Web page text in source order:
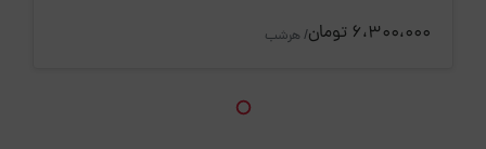
6،300،000 تومان / هرشب